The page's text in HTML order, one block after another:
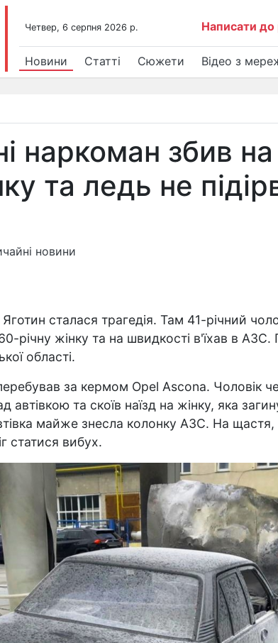
Четвер, 6 серпня 2026 р. Написати до
Новини Статті Сюжети Відео з
наркоман збив на
та ледь не
новини
сталася трагедія. Там 41-річний
річну жінку та на швидкості в'їхав в АЗС.
області.
за кермом Opel Ascona. Чоловік
автівкою та скоїв наїзд на жінку, яка
майже знесла колонку АЗС. На щастя,
статися вибух.